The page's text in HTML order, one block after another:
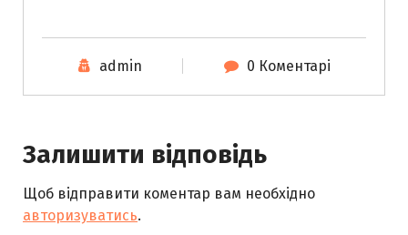
admin 0 Коментарі
Залишити відповідь
Щоб відправити коментар вам необхідно
авторизуватись.